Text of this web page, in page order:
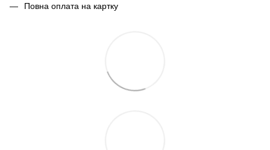
Повна оплата на картку